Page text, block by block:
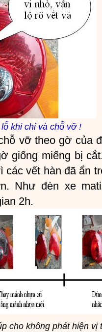
khi chỉ và chỗ vỡ !
vỡ theo gờ của
giống miếng bị
vết hàn đã ẩn
Như đèn xe
2h.
cho không phát hiện vị